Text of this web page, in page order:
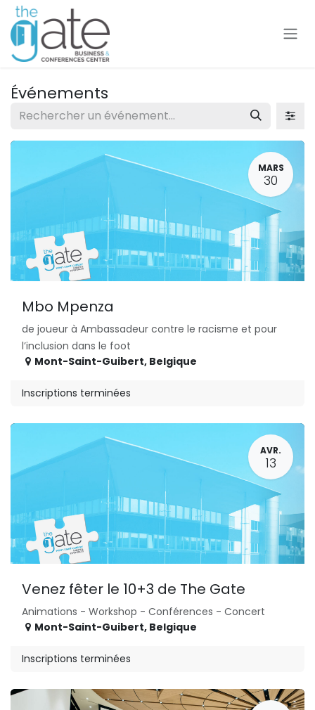
Se rendre au contenu
Événements
MARS
30
Mbo Mpenza
de joueur à Ambassadeur contre le racisme et pour
l’inclusion dans le foot
Mont-Saint-Guibert, Belgique
Inscriptions terminées
AVR.
13
Venez fêter le 10+3 de The Gate
Animations - Workshop - Conférences - Concert
Mont-Saint-Guibert, Belgique
Inscriptions terminées